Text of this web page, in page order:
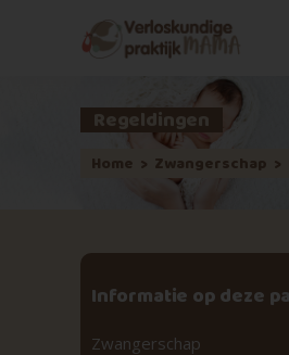
Regeldingen
Home > Zwangerschap >
Informatie op deze
Zwangerschap